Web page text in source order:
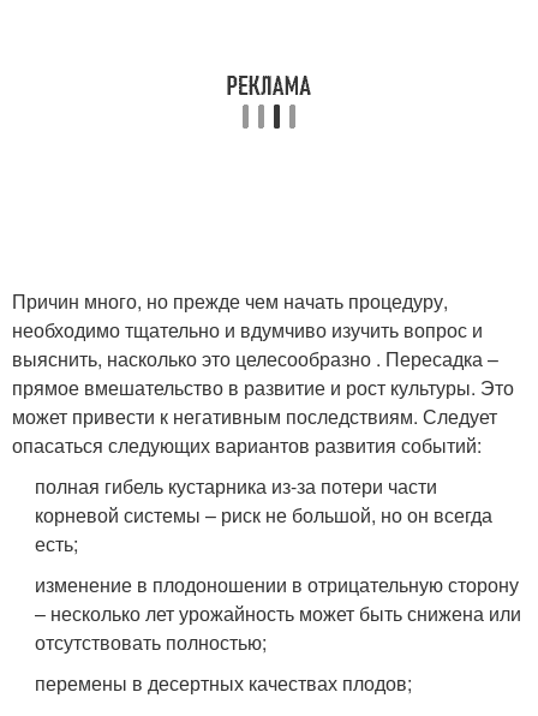
Причин много, но прежде чем начать процедуру,
необходимо тщательно и вдумчиво изучить вопрос и
выяснить, насколько это целесообразно . Пересадка –
прямое вмешательство в развитие и рост культуры. Это
может привести к негативным последствиям. Следует
опасаться следующих вариантов развития событий:
полная гибель кустарника из-за потери части
корневой системы – риск не большой, но он всегда
есть;
изменение в плодоношении в отрицательную сторону
– несколько лет урожайность может быть снижена или
отсутствовать полностью;
перемены в десертных качествах плодов;